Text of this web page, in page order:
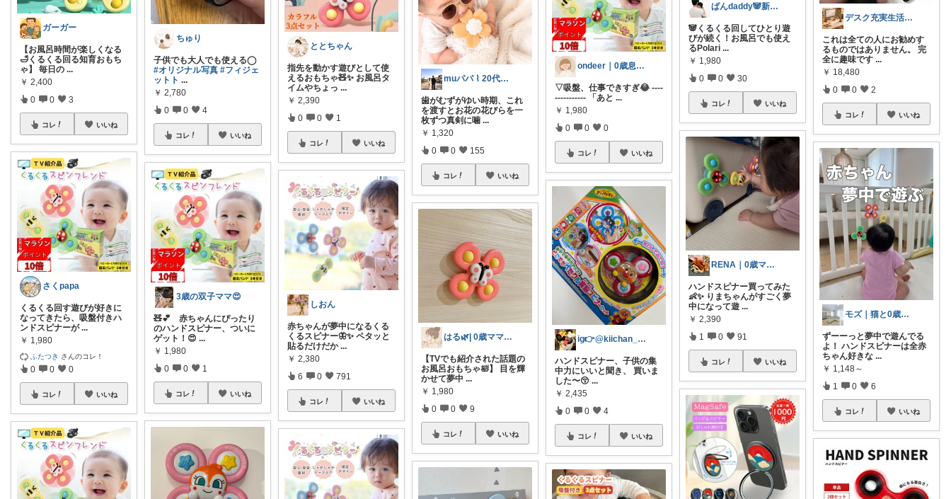
ガーガー
【お風呂時間が楽しくなる
🛁くるくる回る知育おもち
ゃ】 毎日の ...
￥ 2,400
0 0 3
コレ いいね
さくpapa
くるくる回す遊びが好きに
なってきたら、吸盤付きハ
ンドスピナーが ...
￥ 1,980
ふたつき さんのコレ！
0 0 0
コレ いいね
ちゅり
子供でも大人でも使える◯
#オリジナル写真 #フィジェ
ットト ...
￥ 2,780
0 0 4
コレ いいね
3歳の双子ママ😍
🧸💕 赤ちゃんにぴったり
のハンドスピナー、ついに
ゲット！😍...
￥ 1,980
0 0 1
コレ いいね
ととちゃん
指先を動かす遊びとして使
えるおもちゃ🧸✨ お風呂タ
イムやちょっ ...
￥ 2,390
0 0 1
コレ いいね
しおん
赤ちゃんが夢中になるくる
くるスピナー🦋✨ ペタッと
貼るだけだか ...
￥ 2,380
6 0 791
コレ いいね
muパパ ⌇ 20代パパの子育て
歯がむずがゆい時期、これ
を渡すとお花の花びらを一
枚ずつ真剣に噛 ...
￥ 1,320
0 0 155
コレ いいね
はる🌿| 0歳ママの暮らし記録
【TVでも紹介された話題の
お風呂おもちゃ🛀】 目を輝
かせて夢中 ...
￥ 1,980
0 0 9
コレ いいね
ondeer｜0歳息子との日々🌱
▽吸盤、仕事できすぎ😂 ----
----------- 「あと ...
￥ 1,980
0 0 0
コレ いいね
ig👉@kiichan_code
ハンドスピナー、子供の集
中力にいいと聞き、 買いま
した〜😚...
￥ 2,435
0 0 4
コレ いいね
ぱんdaddy🐼新米パパ育休奮闘中🍼
🐼くるくる回してひとり遊
びが続く！お風呂でも使え
るPolari ...
￥ 1,980
0 0 30
コレ いいね
RENA｜0歳ママ👶犬猫暮らし🐶🐱
ハンドスピナー買ってみた
👶✨ りまちゃんがすごく夢
中になって遊 ...
￥ 2,390
1 0 91
コレ いいね
デスク充実生活ROOM
これは全ての人にお勧めす
るものではありません。 完
全に趣味です ...
￥ 18,480
0 0 2
コレ いいね
モズ｜猫と0歳児との暮らし
ずーーっと夢中で遊んでる
よ！ ハンドスピナーは全赤
ちゃん好きな ...
￥ 1,148～
1 0 6
コレ いいね